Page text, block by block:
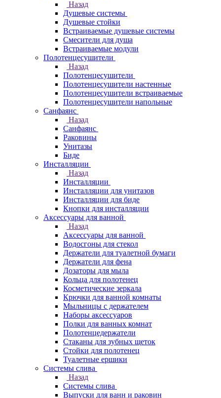
Назад
Душевые системы
Душевые стойки
Встраиваемые душевые системы
Смесители для душа
Встраиваемые модули
Полотенцесушители
Назад
Полотенцесушители
Полотенцесушители настенные
Полотенцесушители встраиваемые
Полотенцесушители напольные
Санфаянс
Назад
Санфаянс
Раковины
Унитазы
Биде
Инсталляции
Назад
Инсталляции
Инсталляции для унитазов
Инсталляции для биде
Кнопки для инсталляции
Аксессуары для ванной
Назад
Аксессуары для ванной
Водосгоны для стекол
Держатели для туалетной бумаги
Держатели для фена
Дозаторы для мыла
Кольца для полотенец
Косметические зеркала
Крючки для ванной комнаты
Мыльницы с держателем
Наборы аксессуаров
Полки для ванных комнат
Полотенцедержатели
Стаканы для зубных щеток
Стойки для полотенец
Туалетные ершики
Системы слива
Назад
Системы слива
Выпуски для ванн и раковин